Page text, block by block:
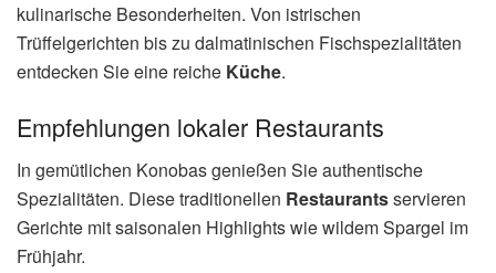
kulinarische Besonderheiten. Von istrischen
Trüffelgerichten bis zu dalmatinischen Fischspezialitäten
entdecken Sie eine reiche Küche.
Empfehlungen lokaler Restaurants
In gemütlichen Konobas genießen Sie authentische
Spezialitäten. Diese traditionellen Restaurantsservieren
Gerichte mit saisonalen Highlights wie wildem Spargel im
Frühjahr.